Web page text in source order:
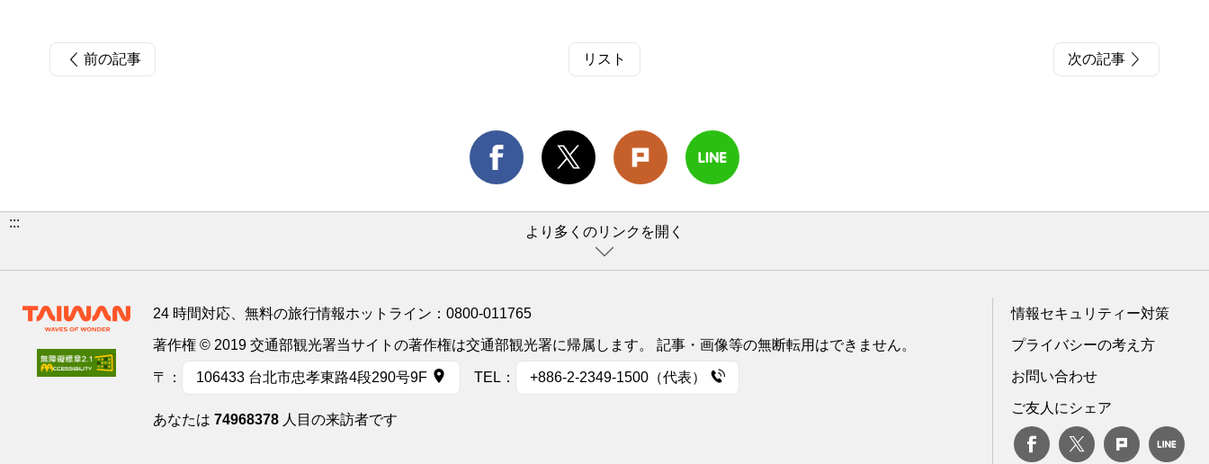
前の記事 リスト 次の記事
:::
より多くのリンクを開く
24 時間対応、無料の旅行情報ホットライン： 0800-011765
著作権 © 2019 交通部観光署当サイトの著作権は交通部観光署に帰属します。 記事・画像等の無断転用はできません。
〒： 106433 台北市忠孝東路4段290号9F TEL： +886-2-2349-1500（代表）
あなたは 74968378 人目の来訪者です
情報セキュリティー対策
プライバシーの考え方
お問い合わせ
ご友人にシェア